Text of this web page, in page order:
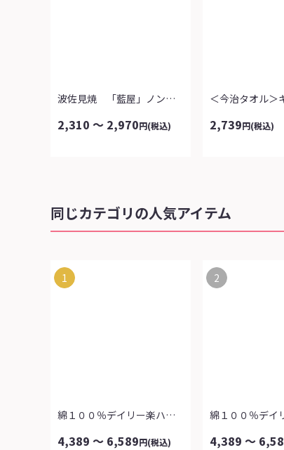
波佐見焼 「藍屋」ノンラップ鉢３柄組
2,310 ～ 2,970円(税込) 2,739円(税込)
同じカテゴリの人気アイテム
1
綿１００％デイリー楽ハーフパンツ３本組...
4,389 ～ 6,589円(税込)
2
4,389 ～